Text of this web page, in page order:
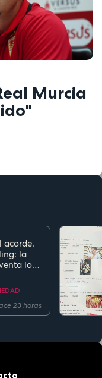
Murcia
acorde.
la
los
23 horas